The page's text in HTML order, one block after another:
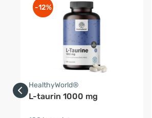
-12%
HealthyWorld®
L-taurin 1000 mg